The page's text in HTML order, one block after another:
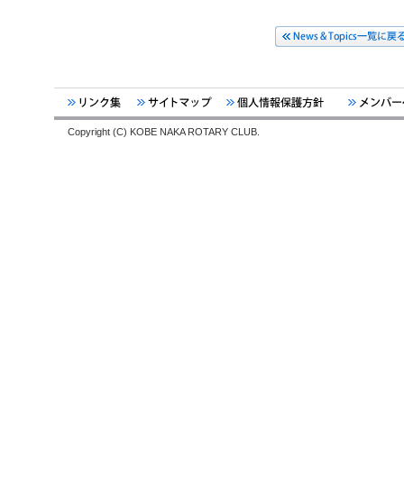
Copyright (C) KOBE NAKA ROTARY CLUB.